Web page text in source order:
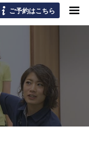
ご予約はこちら